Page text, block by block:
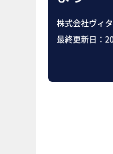
株式会社ヴィ
最終更新日：